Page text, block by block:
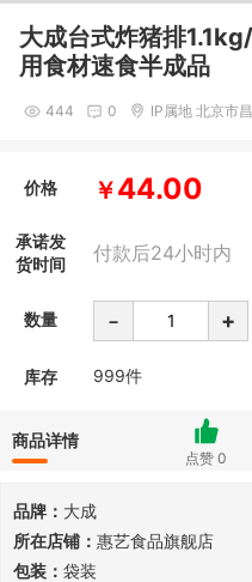
大成台式炸猪排
用食材速食半成品
444 0 IP属地 北京市
价格 ￥44.00
承诺发
货时间
付款后24小时内
数量 - +
库存 999件
商品详情
点赞 0
品牌： 大成
所在店铺： 惠艺食品旗舰店
包装： 袋装